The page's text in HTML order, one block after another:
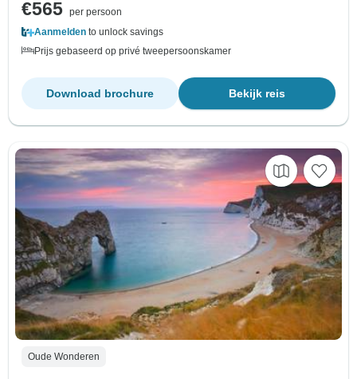
€565 per persoon
Aanmelden to unlock savings
Prijs gebaseerd op privé tweepersoonskamer
Bekijk reis
Download brochure
Oude Wonderen